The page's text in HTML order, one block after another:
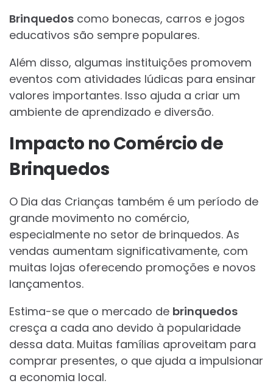
Brinquedos como bonecas, carros e jogos
educativos são sempre populares.
Além disso, algumas instituições promovem
eventos com atividades lúdicas para ensinar
valores importantes. Isso ajuda a criar um
ambiente de aprendizado e diversão.
Impacto no Comércio de
Brinquedos
O Dia das Crianças também é um período de
grande movimento no comércio,
especialmente no setor de brinquedos. As
vendas aumentam significativamente, com
muitas lojas oferecendo promoções e novos
lançamentos.
Estima-se que o mercado de brinquedos
cresça a cada ano devido à popularidade
dessa data. Muitas famílias aproveitam para
comprar presentes, o que ajuda a impulsionar
a economia local.